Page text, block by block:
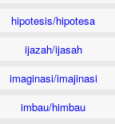
hipotesis/hipotesa
ijazah/ijasah
imaginasi/imajinasi
imbau/himbau